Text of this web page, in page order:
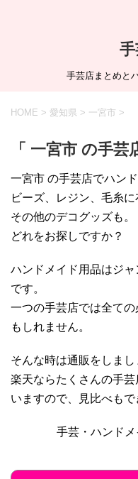
手芸店まとめと
HOME > 愛知県 > 一宮市 >
「 一宮市 の手芸
一宮市 の手芸店でハン
ビーズ、レジン、毛糸
その他のデコグッズも。
どれをお探しですか？
ハンドメイド用品はジ
です。
一つの手芸店では全て
もしれません。
そんな時は通販をしまし
楽天ならたくさんの手
いますので、見比べもで
手芸・ハンドメ